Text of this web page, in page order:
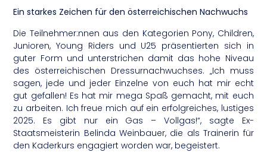
Ein starkes Zeichen für den österreichischen Nachwuchs
Die Teilnehmer:nnen aus den Kategorien Pony, Children,
Junioren, Young Riders und U25 präsentierten sich in
guter Form und unterstrichen damit das hohe Niveau
des österreichischen Dressurnachwuchses. „Ich muss
sagen, jede und jeder Einzelne von euch hat mir echt
gut gefallen! Es hat mir mega Spaß gemacht, mit euch
zu arbeiten. Ich freue mich auf ein erfolgreiches, lustiges
2025. Es gibt nur ein Gas – Vollgas!“, sagte Ex-
Staatsmeisterin Belinda Weinbauer, die als Trainerin für
den Kaderkurs engagiert worden war, begeistert.